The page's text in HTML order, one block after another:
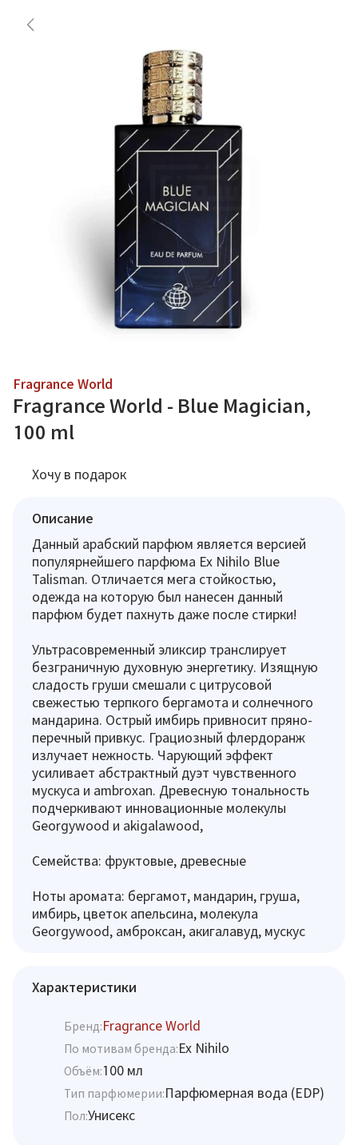
Fragrance World
Fragrance World - Blue Magician,
100 ml
Хочу в подарок
Описание
Данный арабский парфюм является версией
популярнейшего парфюма Ex Nihilo Blue
Talisman. Отличается мега стойкостью,
одежда на которую был нанесен данный
парфюм будет пахнуть даже после стирки!
Ультрасовременный эликсир транслирует
безграничную духовную энергетику. Изящную
сладость груши смешали с цитрусовой
свежестью терпкого бергамота и солнечного
мандарина. Острый имбирь привносит пряно-
перечный привкус. Грациозный флердоранж
излучает нежность. Чарующий эффект
усиливает абстрактный дуэт чувственного
мускуса и ambroxan. Древесную тональность
подчеркивают инновационные молекулы
Georgywood и akigalawood,
Семейства: фруктовые, древесные
Ноты аромата: бергамот, мандарин, груша,
имбирь, цветок апельсина, молекула
Georgywood, амброксан, акигалавуд, мускус
Характеристики
Бренд:Fragrance World
По мотивам бренда:Ex Nihilo
Объём:100 мл
Тип парфюмерии:Парфюмерная вода (EDP)
Пол:Унисекс